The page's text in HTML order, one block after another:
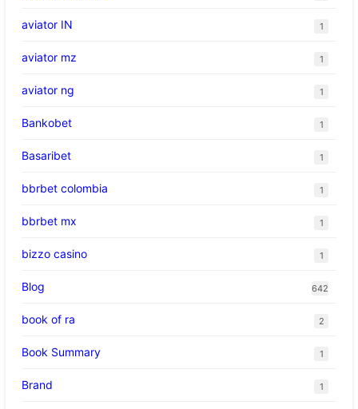
aviator IN 1
aviator mz 1
aviator ng 1
Bankobet 1
Basaribet 1
bbrbet colombia 1
bbrbet mx 1
bizzo casino 1
Blog 642
book of ra 2
Book Summary 1
Brand 1